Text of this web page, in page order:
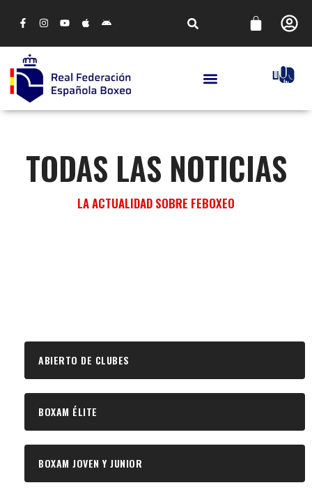
TODAS LAS NOTICIAS
LA ACTUALIDAD SOBRE FEBOXEO
ABIERTO DE CLUBES
BOXAM ÉLITE
BOXAM JOVEN Y JUNIOR